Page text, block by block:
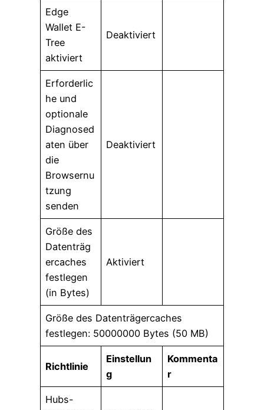
Edge
Wallet E-
Tree
aktiviert
Deaktiviert
Erforderlic
he und
optionale
Diagnosed
aten über
die
Browsernu
tzung
senden
Deaktiviert
Größe des
Datenträg
ercaches
festlegen
(in Bytes)
Aktiviert
Größe des Datenträgercaches
festlegen: 50000000 Bytes (50 MB)
Richtlinie
Einstellun
g
Kommenta
r
Hubs-